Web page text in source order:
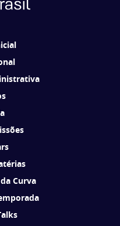
comunicações da ADIT
Curva